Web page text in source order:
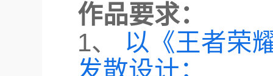
作品要求：
1、 以《王者荣
发散设计；